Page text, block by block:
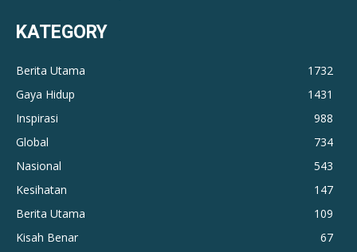
KATEGORY
Berita Utama
1732
Gaya Hidup
1431
Inspirasi
988
Global
734
Nasional
543
Kesihatan
147
Berita Utama
109
Kisah Benar
67